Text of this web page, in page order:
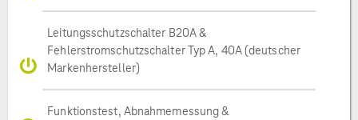
Leitungsschutzschalter B20A &
Fehlerstromschutzschalter Typ A, 40A (deutscher
Markenhersteller)
Funktionstest, Abnahmemessung &